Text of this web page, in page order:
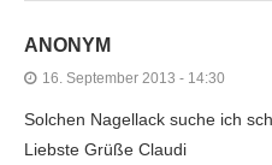
ANONYM
16. September 2013 - 14:30
Solchen Nagellack suche ich
Liebste Grüße Claudi